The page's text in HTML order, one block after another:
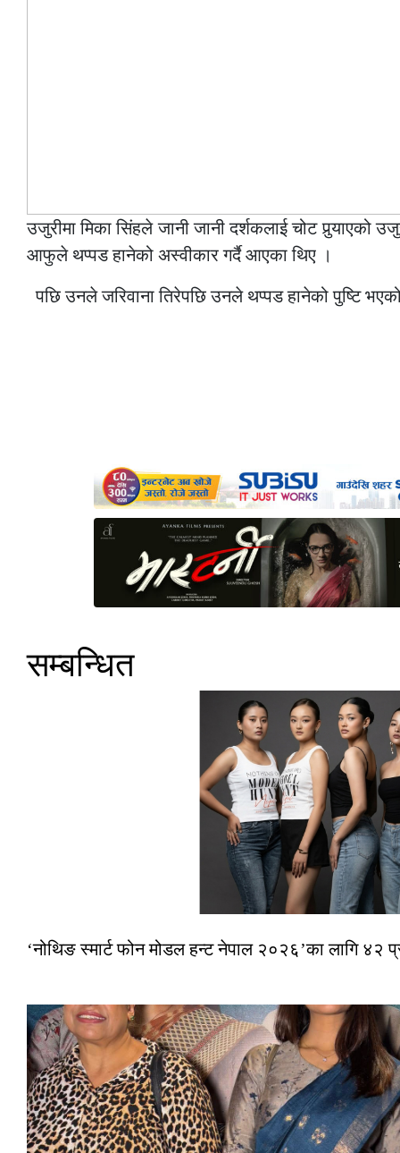
उजुरीमा मिका सिंहले जानी जानी दर्शकलाई चोट पुर्‍याएको
आफुले थप्पड हानेको अस्वीकार गर्दै आएका थिए ।
–पछि उनले जरिवाना तिरेपछि उनले थप्पड हानेको पुष्टि
सम्बन्धित
‘नोथिङ स्मार्ट फोन मोडल हन्ट नेपाल २०२६’का लागि ४२